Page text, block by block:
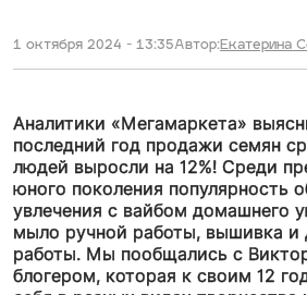
1 октября 2024 - 13:35Автор:Екатерина
Аналитики «Мегамаркета»
последний год продажи семян
людей выросли на 12%! Среди
юного поколения популярность
увлечения с вайбом домашнего
мыло ручной работы, вышивка и
работы. Мы пообщались с
блогером, которая к своим 12